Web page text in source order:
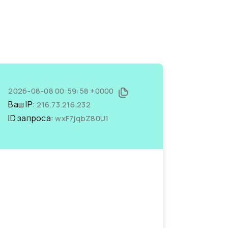
2026-08-08 00:59:58 +0000
Ваш IP:216.73.216.232
ID запроса:wxF7jqbZ80U1